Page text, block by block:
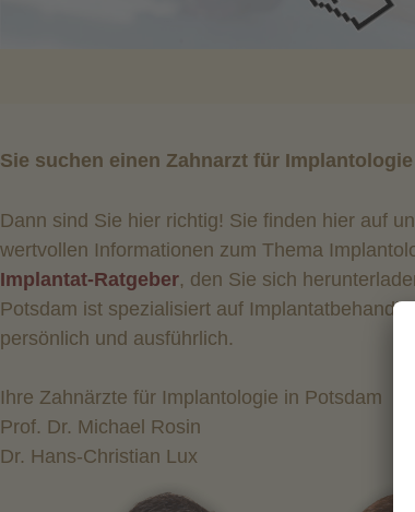
Sie suchen einen Zahnarzt für
Dann sind Sie hier richtig! Sie finden hier auf
wertvollen Informationen zum Thema
Implantat-Ratgeber, den Sie sich
Potsdam ist spezialisiert auf
persönlich und ausführlich.
Ihre Zahnärzte für Implantologie in Potsdam
Prof. Dr. Michael Rosin
Dr. Hans-Christian Lux